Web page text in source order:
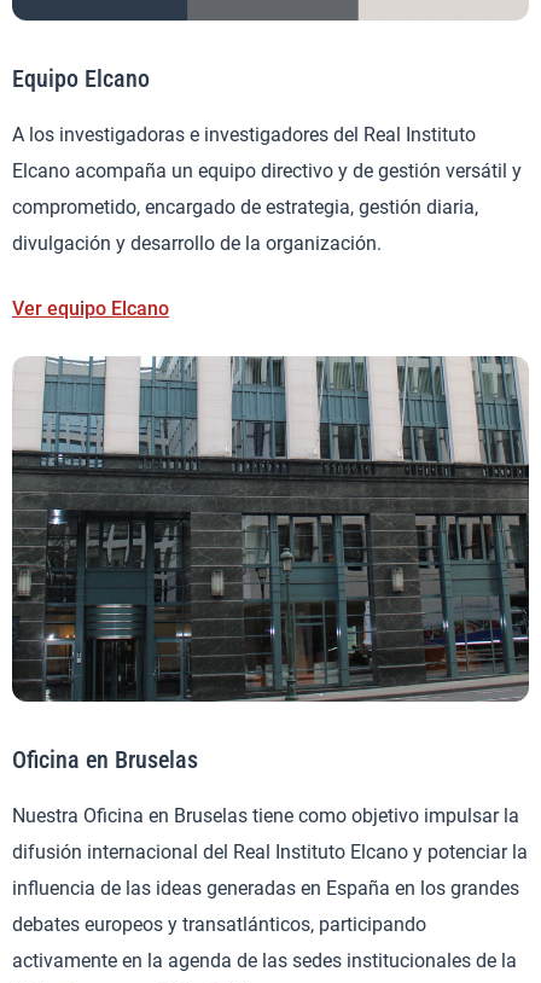
Equipo Elcano
A los investigadoras e investigadores del Real Instituto
Elcano acompaña un equipo directivo y de gestión versátil y
comprometido, encargado de estrategia, gestión diaria,
divulgación y desarrollo de la organización.
Ver equipo Elcano
Oficina en Bruselas
Nuestra Oficina en Bruselas tiene como objetivo impulsar la
difusión internacional del Real Instituto Elcano y potenciar la
influencia de las ideas generadas en España en los grandes
debates europeos y transatlánticos, participando
activamente en la agenda de las sedes institucionales de la